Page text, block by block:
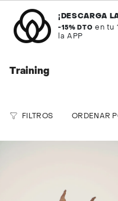
contenido
FINAL
Búsqueda
Training
FILTROS
por
ORDENAR
¡DESCARGA
-15% DTO en tu
la APP